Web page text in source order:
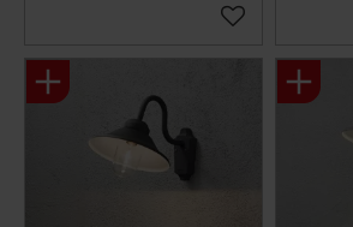
Maksimal højde på lyskilde: 135 mm
Udskiftelig lyskilde: Ja
Antal lamper: 1
Fatning: E27
Gem som favorit